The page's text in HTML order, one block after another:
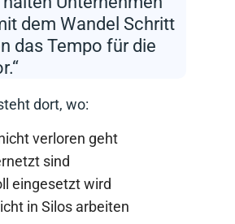
dem Wandel Schritt
das Tempo für die
dort, wo:
verloren geht
sind
eingesetzt wird
in Silos arbeiten